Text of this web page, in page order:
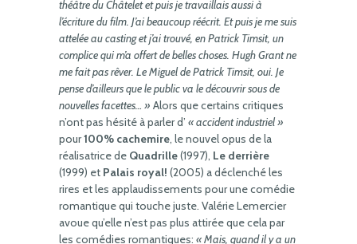
théâtre du Châtelet et puis je travaillais aussi à
l’écriture du film. J’ai beaucoup réécrit. Et puis je me suis
attelée au casting et j’ai trouvé, en Patrick Timsit, un
complice qui m’a offert de belles choses. Hugh Grant ne
me fait pas rêver. Le Miguel de Patrick Timsit, oui. Je
pense d’ailleurs que le public va le découvrir sous de
nouvelles facettes… » Alors que certains critiques
n’ont pas hésité à parler d’ « accident industriel »
pour100% cachemire, le nouvel opus de la
réalisatrice de Quadrille(1997), Le derrière
(1999) et Palais royal! (2005) a déclenché les
rires et les applaudissements pour une comédie
romantique qui touche juste. Valérie Lemercier
avoue qu’elle n’est pas plus attirée que cela par
les comédies romantiques: « Mais, quand il y a un